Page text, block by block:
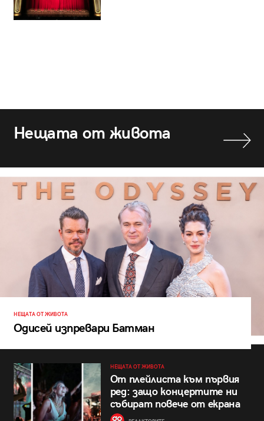
Нещата от живота
НЕЩАТА ОТ ЖИВОТА
Одисей изпревари Батман
НЕЩАТА ОТ ЖИВОТА
От плейлиста към първия
ред: защо концертите ни
събират повече от екрана